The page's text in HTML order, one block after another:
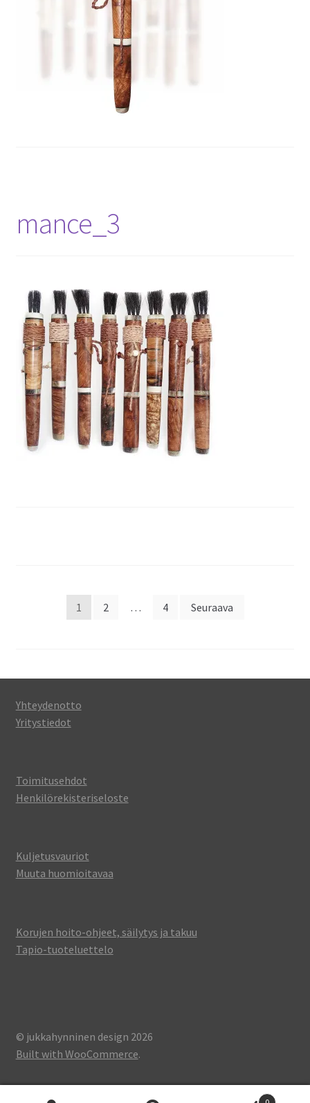
mance_3
Artikkelien
1 2 … 4 Seuraava
Yhteydenotto
Yritystiedot
Toimitusehdot
Henkilörekisteriseloste
Kuljetusvauriot
Muuta huomioitavaa
Korujen hoito-ohjeet, säilytys ja takuu
Tapio-tuoteluettelo
© jukkahynninen design 2026
Built with WooCommerce.